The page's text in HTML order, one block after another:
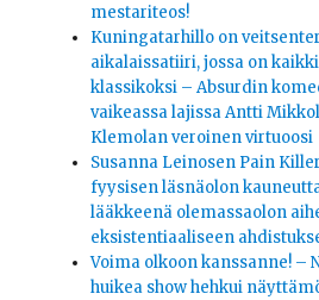
mestariteos!
Kuningatarhillo on
aikalaissatiiri, jossa on
klassikoksi – Absurdin
vaikeassa lajissa Antti
Klemolan veroinen virtuoosi
Susanna Leinosen Pain
fyysisen läsnäolon
lääkkeenä olemassaolon
eksistentiaaliseen
Voima olkoon kanssanne! –
huikea show hehkui